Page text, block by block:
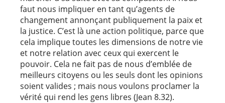
faut nous impliquer en tant qu’agents de
changement annonçant publiquement la paix et
la justice. C’est là une action politique, parce que
cela implique toutes les dimensions de notre vie
et notre relation avec ceux qui exercent le
pouvoir. Cela ne fait pas de nous d’emblée de
meilleurs citoyens ou les seuls dont les opinions
soient valides ; mais nous voulons proclamer la
vérité qui rend les gens libres (Jean 8.32).